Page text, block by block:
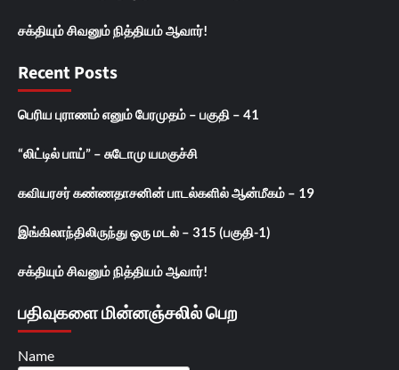
சக்தியும் சிவனும் நித்தியம் ஆவார்!
Recent Posts
பெரிய புராணம் எனும் பேரமுதம் – பகுதி – 41
“லிட்டில் பாய்” – சுடோமு யமகுச்சி
கவியரசர் கண்ணதாசனின் பாடல்களில் ஆன்மீகம் – 19
இங்கிலாந்திலிருந்து ஒரு மடல் – 315 (பகுதி-1)
சக்தியும் சிவனும் நித்தியம் ஆவார்!
பதிவுகளை மின்னஞ்சலில் பெற
Name